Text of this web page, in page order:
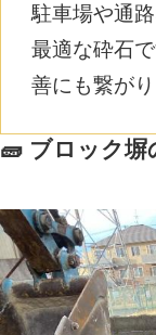
駐車場や通
最適な砕石
善にも繋がり
🧱 ブロック塀